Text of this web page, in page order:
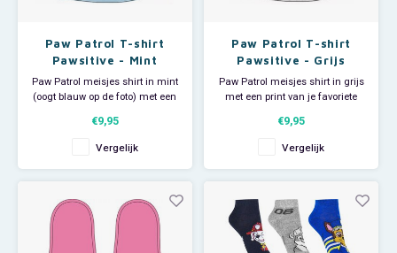
Paw Patrol T-shirt
Pawsitive - Mint
Paw Patrol meisjes shirt in mint
(oogt blauw op de foto) met een
en Everest. Het shirt heeft leuke
glitter details. Materiaal: 100%
katoen. Advies: was kleding met
print altijd binnenstebuiten.
€9,95
Vergelijk
Paw Patrol T-shirt
Pawsitive - Grijs
Paw Patrol meisjes shirt in grijs
met een print van je favoriete
heeft leuke glitter details.
Materiaal: 95% katoen en 5%
viscose. Advies: was kleding
met print altijd binnenstebuiten.
€9,95
Vergelijk